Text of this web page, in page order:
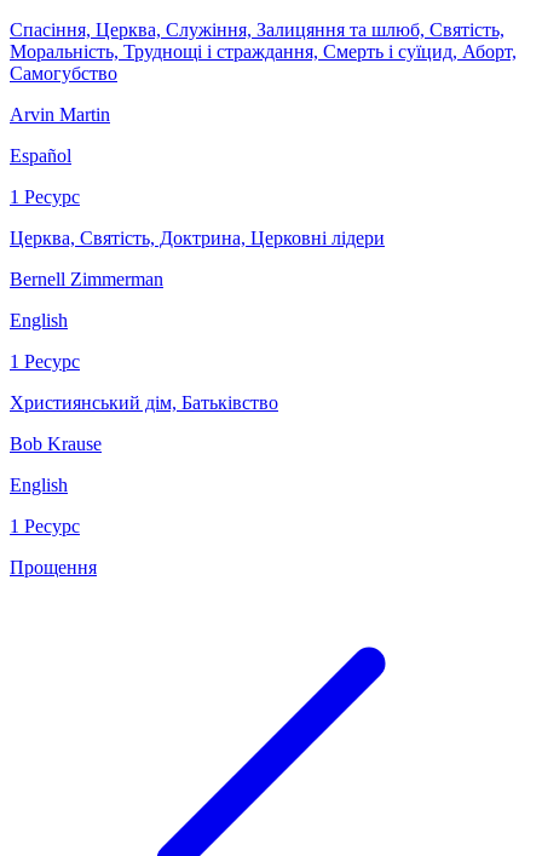
Спасіння, Церква, Служіння, Залицяння та шлюб, Святість,
Моральність, Труднощі і страждання, Смерть і суїцид, Аборт,
Самогубство
Arvin Martin
Español
1 Ресурс
Церква, Святість, Доктрина, Церковні лідери
Bernell Zimmerman
English
1 Ресурс
Християнський дім, Батьківство
Bob Krause
English
1 Ресурс
Прощення